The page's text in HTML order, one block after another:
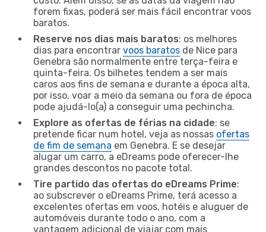
forem fixas, poderá ser mais fácil encontrar voos
baratos.
Reserve nos dias mais baratos: os melhores
dias para encontrar voos baratos de Nice para
Genebra são normalmente entre terça-feira e
quinta-feira. Os bilhetes tendem a ser mais
caros aos fins de semana e durante a época alta,
por isso, voar a meio da semana ou fora de época
pode ajudá-lo(a) a conseguir uma pechincha.
Explore as ofertas de férias na cidade: se
pretende ficar num hotel, veja as nossas ofertas
de fim de semana em Genebra. E se desejar
alugar um carro, a eDreams pode oferecer-lhe
grandes descontos no pacote total.
Tire partido das ofertas do eDreams Prime:
ao subscrever o eDreams Prime, terá acesso a
excelentes ofertas em voos, hotéis e aluguer de
automóveis durante todo o ano, com a
vantagem adicional de viajar com mais